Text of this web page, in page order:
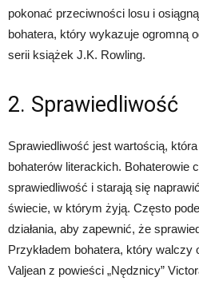
pokonać przeciwności losu i
bohatera, który wykazuje ogromną
serii książek J.K. Rowling.
2. Sprawiedliwość
Sprawiedliwość jest wartością,
bohaterów literackich. Bohaterowie
sprawiedliwość i starają się
świecie, w którym żyją. Często
działania, aby zapewnić, że
Przykładem bohatera, który
Valjean z powieści „Nędznicy”